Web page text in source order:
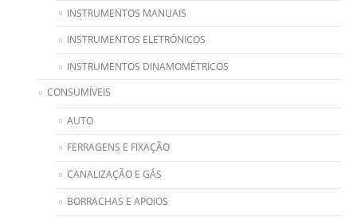
INSTRUMENTOS MANUAIS
INSTRUMENTOS ELETRÓNICOS
INSTRUMENTOS DINAMOMÉTRICOS
CONSUMÍVEIS
AUTO
FERRAGENS E FIXAÇÃO
CANALIZAÇÃO E GÁS
BORRACHAS E APOIOS